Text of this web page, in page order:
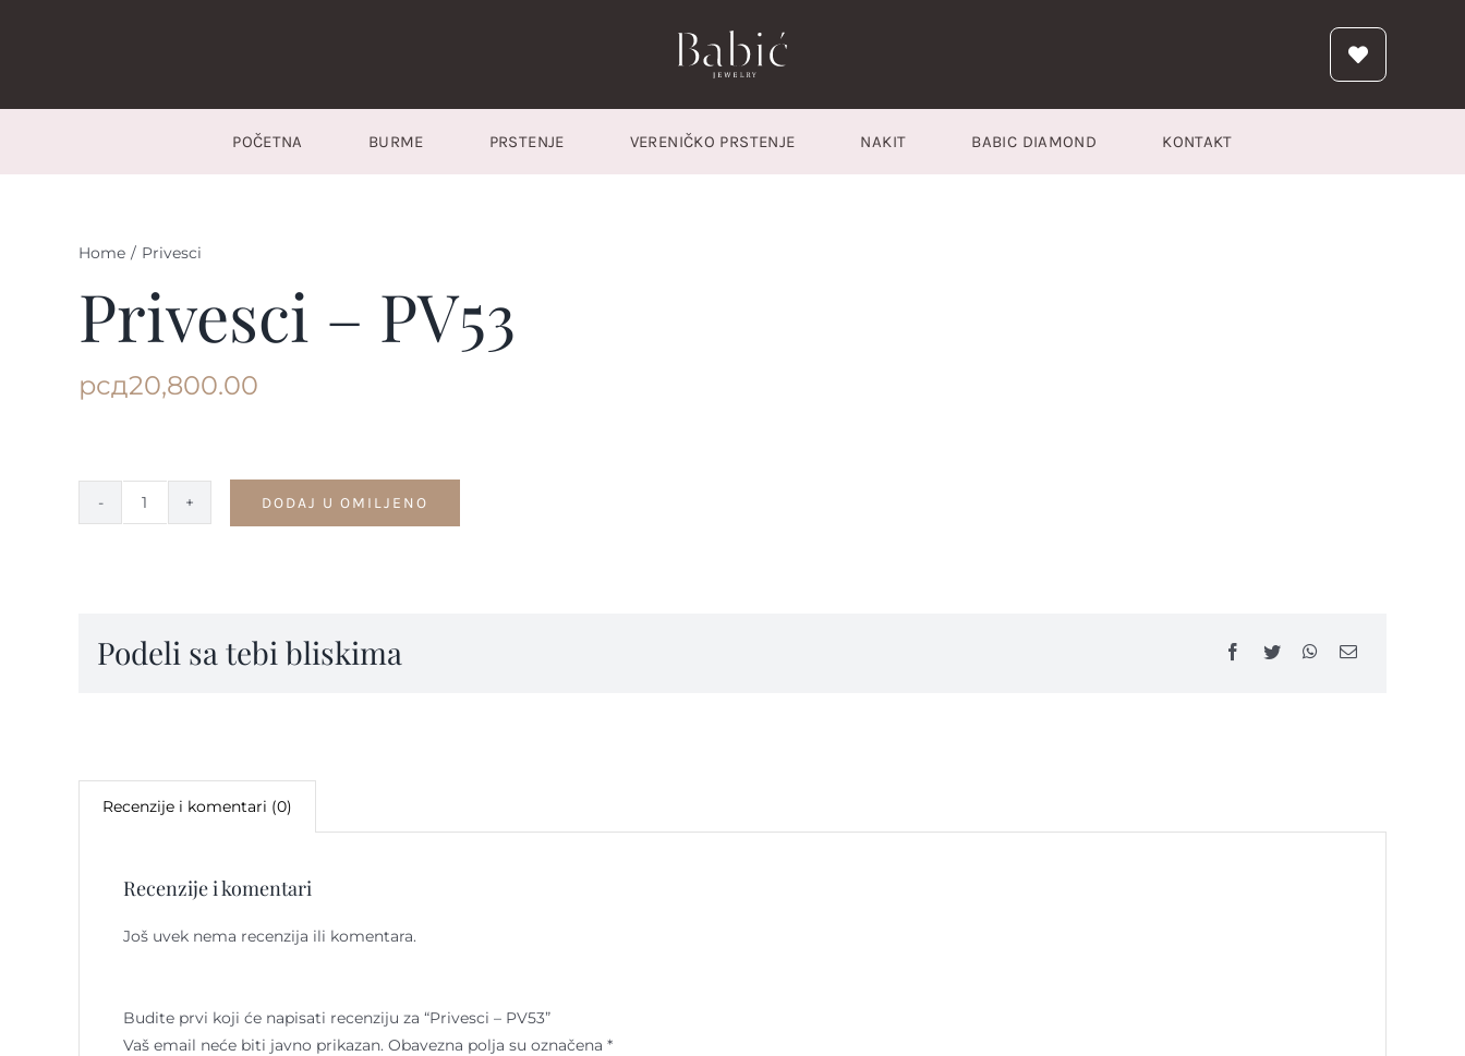
POČETNA BURME PRSTENJE VERENIČKO PRSTENJE NAKIT BABIC DIAMOND KONTAKT
Home / Privesci
Privesci – PV53
рсд20,800.00
Privesci
DODAJ U OMILJENO
Podeli sa tebi bliskima
Recenzije i komentari (0)
Recenzije i komentari
Još uvek nema recenzija ili komentara.
Budite prvi koji će napisati recenziju za “Privesci – PV53”
Vaš email neće biti javno prikazan. Obavezna polja su označena *